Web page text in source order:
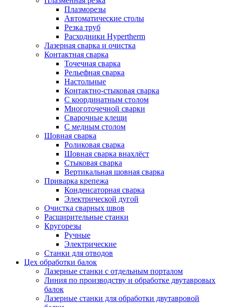
Плазморезы
Автоматические столы
Резка труб
Расходники Hypertherm
Лазерная сварка и очистка
Контактная сварка
Точечная сварка
Рельефная сварка
Настольные
Контактно-стыковая сварка
С координатным столом
Многоточечной сварки
Сварочные клещи
С медным столом
Шовная сварка
Роликовая сварка
Шовная сварка внахлёст
Стыковая сварка
Вертикальная шовная сварка
Приварка крепежа
Конденсаторная сварка
Электрической дугой
Очистка сварных швов
Расширительные станки
Кругорезы
Ручные
Электрические
Станки для отводов
Цех обработки балок
Лазерные станки с отдельным порталом
Линия по производству и обработке двутавровых
балок
Лазерные станки для обработки двутавровой